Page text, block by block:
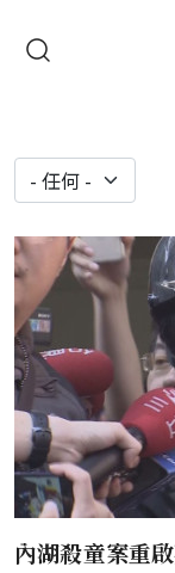
內湖殺童案重